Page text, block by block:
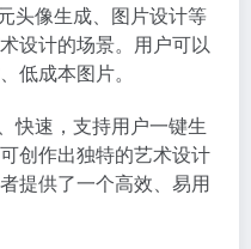
头像生成、图片设计等
设计的场景。用户可以
低成本图片。
快速，支持用户一键生
创作出独特的艺术设计
提供了一个高效、易用